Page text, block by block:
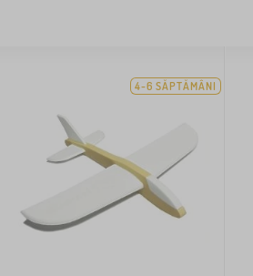
4-6 SĂPTĂMÂNI